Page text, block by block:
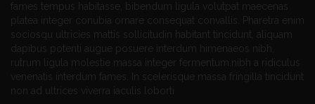
fames tempus habitasse, bibendum ligula volutpat maecenas
platea integer conubia ornare consequat convallis. Pharetra enim
sociosqu ultricies mattis sollicitudin habitant tincidunt, aliquam
dapibus potenti augue posuere interdum himenaeos nibh,
rutrum ligula molestie massa integer fermentum.nibh a ridiculus
venenatis interdum fames. In scelerisque massa fringilla tincidunt
non ad ultrices viverra iaculis loborti